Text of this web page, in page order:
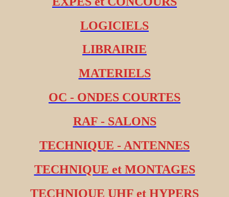
LOGICIELS
LIBRAIRIE
MATERIELS
OC - ONDES COURTES
RAF - SALONS
TECHNIQUE - ANTENNES
TECHNIQUE et MONTAGES
TECHNIQUE UHF et HYPERS